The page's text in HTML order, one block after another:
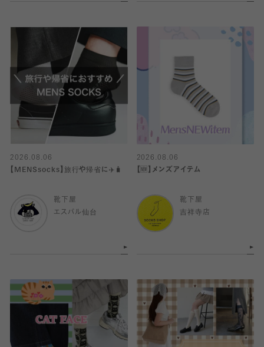
2026.08.06
【MENSsocks】旅行や帰省に✈️🧳
靴下屋
エスパル仙台
2026.08.06
【🆕】メンズアイテム
靴下屋
吉祥寺店